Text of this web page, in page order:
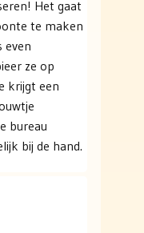
Het gaat
te maken
even
ze op
krijgt een
bureau
bij de hand.